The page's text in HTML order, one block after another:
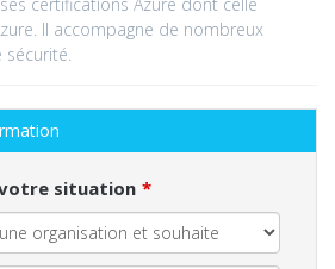
Il accompagne de nombreux
situation